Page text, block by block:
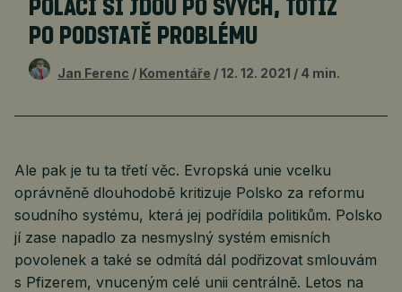
POLÁCI SI JDOU PO SVÝCH, TOTIŽ
PO PODSTATĚ PROBLÉMU
Jan Ferenc Komentáře 12. 12. 2021 4 min.
Ale pak je tu ta třetí věc. Evropská unie vcelku
oprávněně dlouhodobě kritizuje Polsko za reformu
soudního systému, která jej podřídila politikům. Polsko
jí zase napadlo za nesmyslný systém emisních
povolenek a také se odmítá dál podřizovat smlouvám
s Pfizerem, vnuceným celé unii centrálně. Letos na